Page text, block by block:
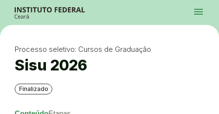
Ir para a busca
Ir para o menu principal
Ir para o conteúdo
Alto Contraste
Login da Área Administrativa
Acessibilidade
menu
Processo seletivo: Cursos de Graduação
Sisu 2026
Finalizado